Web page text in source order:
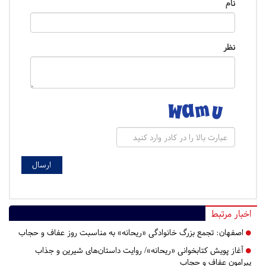
نام
نظر
اخبار مرتبط
اصفهان: تجمع بزرگ خانوادگی «ریحانه» به مناسبت روز عفاف و حجاب
آغاز پویش کتابخوانی «ریحانه»/ روایت داستان‌های شیرین و جذاب
پیرامون عفاف و حجاب